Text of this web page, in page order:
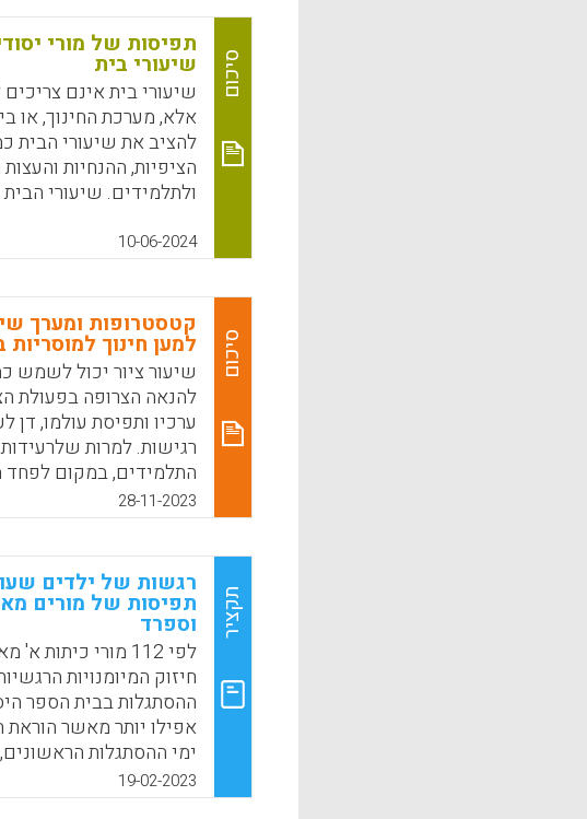
X
סיכום
תפיסות של מורי
שיעורי בית
שיעורי בית אינם
אלא, מערכת החינוך, או
להציב את שיעורי הבית
הציפיות, ההנחיות
ולתלמידים. שיעורי
לבקש להשלים בחוברת),
מעבר לכך, חשוב להשיק
מקצועי בנושא של שיעור
מורים בתחום של שיעורי
X
10-06-2024
סיכום
קטסטרופות ומערך
למען חינוך למוסריות
שיעור ציור יכול לשמש
להנאה הצרופה בפעולת
ערכיו ותפיסת עולמו, דן
רגישות. למרות
התלמידים, במקום
וכדאי להתמודד עם
ומודעת. כך, התלמידים
פרו-סביבתיים ויפים
שלכאורה פגע בקהילתם.
X
28-11-2023
תקציר
רגשות של ילדים
תפיסות של מורים
וספרד
לפי 112 מורי
חיזוק המיומנויות
ההסתגלות בבית הספר
אפילו יותר מאשר הוראת
ימי ההסתגלות
התנהגותיות, כגון:
היפר-אקטיביות,
19-02-2023